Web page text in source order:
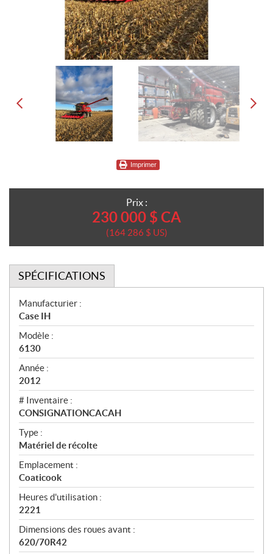
Imprimer
Prix :
230 000 $ CA
164 286 $ US
SPÉCIFICATIONS
S
p
é
c
i
f
i
c
a
t
i
o
n
s
Manufacturier :
Case IH
Modèle :
6130
Année :
2012
# Inventaire :
CONSIGNATIONCACAH
Type :
Matériel de récolte
Emplacement :
Coaticook
Heures d'utilisation :
2221
Dimensions des roues avant :
620/70R42